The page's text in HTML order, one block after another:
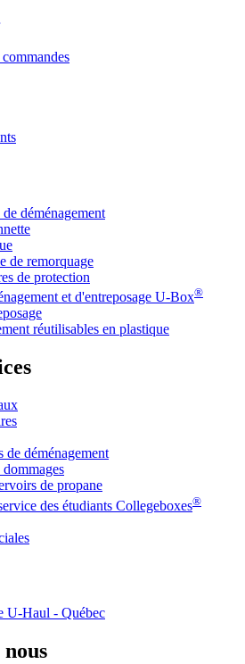
déménagement
de remorquage
de protection
et d'entreposage U-Box®
réutilisables en plastique
de déménagement
de propane
des étudiants Collegeboxes®
U-Haul - Québec